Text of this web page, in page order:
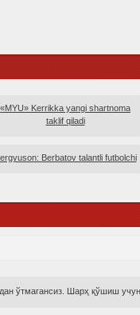
«MYU» Kerrikka yangi shartnoma
taklif qiladi
Berbatov talantli futbolchi
ўтмагансиз. Шарҳ қўшиш учун